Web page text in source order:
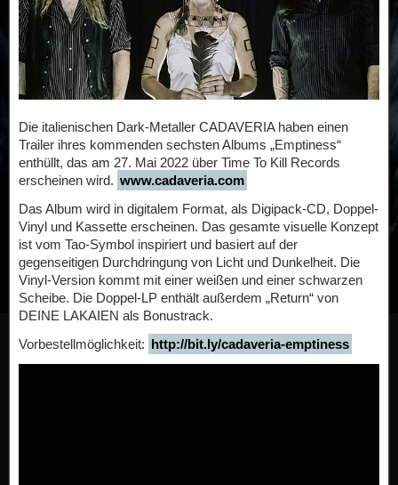
Die italienischen Dark-Metaller CADAVERIA haben einen
Trailer ihres kommenden sechsten Albums „Emptiness“
enthüllt, das am 27. Mai 2022 über Time To Kill Records
erscheinen wird. www.cadaveria.com
Das Album wird in digitalem Format, als Digipack-CD, Doppel-
Vinyl und Kassette erscheinen. Das gesamte visuelle Konzept
ist vom Tao-Symbol inspiriert und basiert auf der
gegenseitigen Durchdringung von Licht und Dunkelheit. Die
Vinyl-Version kommt mit einer weißen und einer schwarzen
Scheibe. Die Doppel-LP enthält außerdem „Return“ von
DEINE LAKAIEN als Bonustrack.
Vorbestellmöglichkeit: http://bit.ly/cadaveria-emptiness